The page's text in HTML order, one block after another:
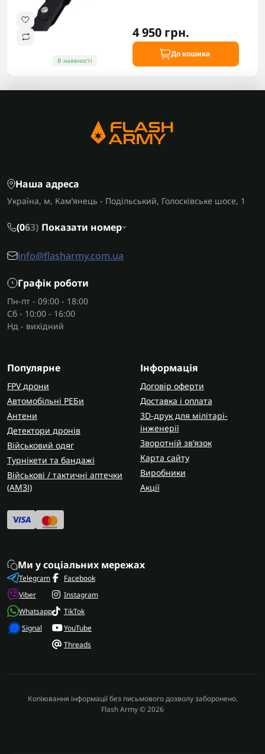
В наявності
4 950 грн.
До кошика
Наша адреса
Україна, м, Кам’янець - Подільський, Голосківське шосе, 1
(063) Показати номер
info@flasharmy.com.ua
Графік роботи
Пн-пт - 09:00 - 18:00
Сб - 10:00 - 16:00
Нд - вихідний
Популярне
FPV дрони
Автомобільні РЕБи
Антени
Детектори дронів
Військовий одяг
Турнікети та бандажі
Військові / тактичні аптечки
(AMЗІ)
Інформація
Договір оферти
Доставка і оплата
3D-друк для мілітарі-
інженерії
Зворотній зв’язок
Карта сайту
Виробники
Акції
Ми у соціальних мережах
Telegram
Viber
Whatsapp
Signal
Facebook
Instagram
TikTok
YouTube
Threads
Копіювання інформації без письмового дозволу заборонено.
Flash Army © 2026